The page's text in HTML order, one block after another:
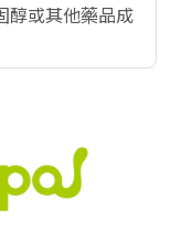
醇或其他藥品成